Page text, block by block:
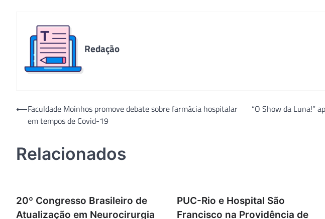
Redação
Navegação
⟵Faculdade Moinhos promove debate sobre farmácia hospitalar
em tempos de Covid-19
“O Show da Luna!”
Relacionados
20º Congresso Brasileiro de
Atualização em Neurocirurgia
PUC-Rio e Hospital São
Francisco na Providência de